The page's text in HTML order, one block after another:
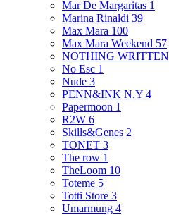
Mar De Margaritas 1
Marina Rinaldi 39
Max Mara 100
Max Mara Weekend 57
NOTHING WRITTEN
No Esc 1
Nude 3
PENN&INK N.Y 4
Papermoon 1
R2W 6
Skills&Genes 2
TONET 3
The row 1
TheLoom 10
Toteme 5
Totti Store 3
Umarmung 4